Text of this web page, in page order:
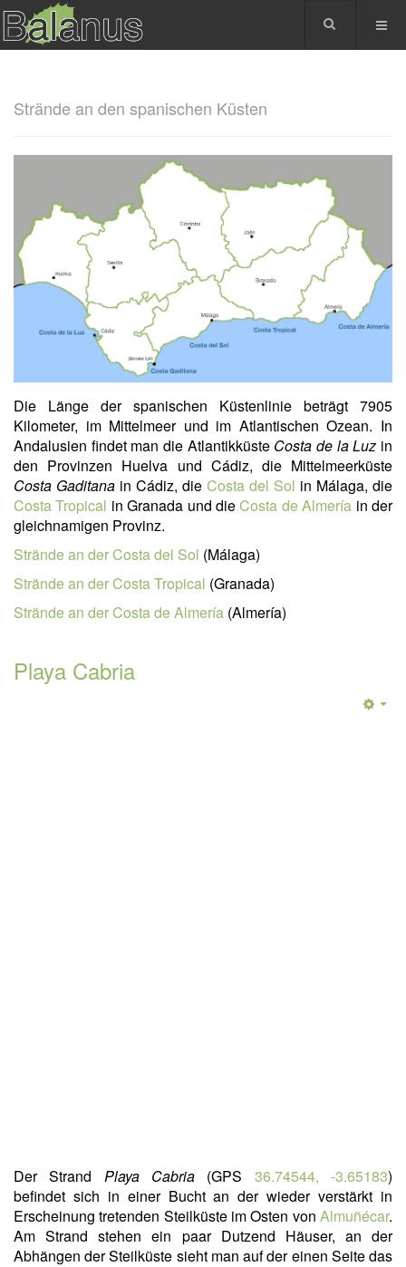
Strände an den spanischen Küsten
Die Länge der spanischen Küstenlinie beträgt 7905
Kilometer, im Mittelmeer und im Atlantischen Ozean. In
Andalusien findet man die Atlantikküste Costa de la Luz in
den Provinzen Huelva und Cádiz, die Mittelmeerküste
Costa Gaditana in Cádiz, die Costa del Sol in Málaga, die
Costa Tropical in Granada und dieCosta de Almería in der
gleichnamigen Provinz.
Strände an der Costa del Sol (Málaga)
Strände an der Costa Tropical (Granada)
Strände an der Costa de Almería (Almería)
Playa Cabria
Der Strand Playa Cabria (GPS 36.74544, -3.65183)
befindet sich in einer Bucht an der wieder verstärkt in
Erscheinung tretenden Steilküste im Osten von Almuñécar.
Am Strand stehen ein paar Dutzend Häuser, an der
Abhängen der Steilküste sieht man auf der einen Seite das